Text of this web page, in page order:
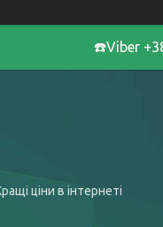
☎️Viber
ціни в інтернеті